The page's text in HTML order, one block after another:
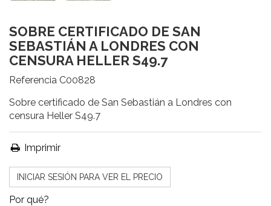
SOBRE CERTIFICADO DE SAN
SEBASTIÁN A LONDRES CON
CENSURA HELLER S49.7
Referencia C00828
Sobre certificado de San Sebastián a Londres con
censura Heller S49.7
Imprimir
INICIAR SESIÓN PARA VER EL PRECIO
Por qué?